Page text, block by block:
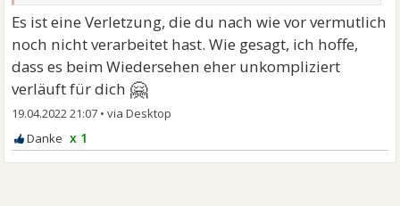
Es ist eine Verletzung, die du nach wie vor vermutlich
noch nicht verarbeitet hast. Wie gesagt, ich hoffe,
dass es beim Wiedersehen eher unkompliziert
verläuft für dich 🤗
19.04.2022 21:07 •
x 1